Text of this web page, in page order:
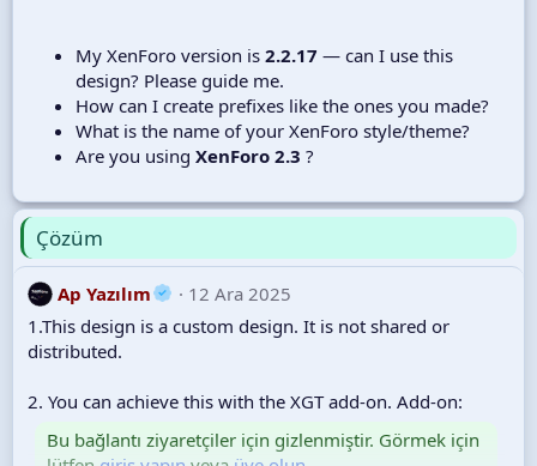
My XenForo version is 2.2.17 — can I use this
design? Please guide me.
How can I create prefixes like the ones you made?
What is the name of your XenForo style/theme?
Are you using XenForo 2.3 ?
Çözüm
Ap Yazılım
12 Ara 2025
1.This design is a custom design. It is not shared or
distributed.
2. You can achieve this with the XGT add-on. Add-on:
Bu bağlantı ziyaretçiler için gizlenmiştir. Görmek için